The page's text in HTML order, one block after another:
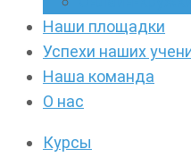
Наши площадки
Успехи наших
Наша команда
О нас
Курсы